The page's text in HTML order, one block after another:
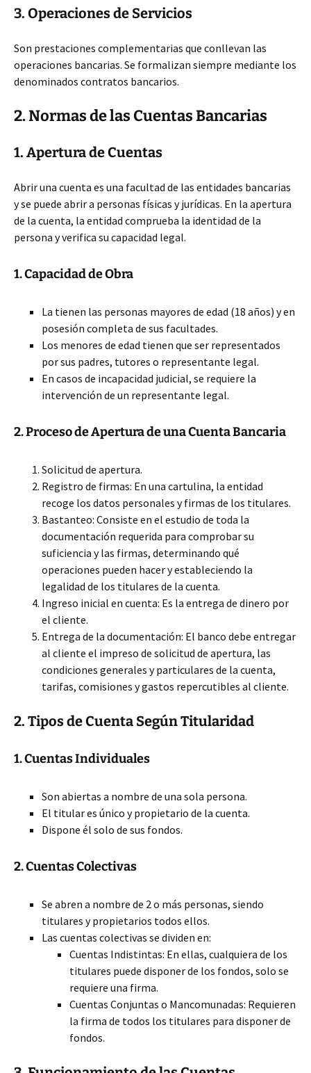
3. Operaciones de Servicios
Son prestaciones complementarias que conllevan las
operaciones bancarias. Se formalizan siempre mediante los
denominados contratos bancarios.
2. Normas de las Cuentas Bancarias
1. Apertura de Cuentas
Abrir una cuenta es una facultad de las entidades bancarias
y se puede abrir a personas físicas y jurídicas. En la apertura
de la cuenta, la entidad comprueba la identidad de la
persona y verifica su capacidad legal.
1. Capacidad de Obra
La tienen las personas mayores de edad (18 años) y en
posesión completa de sus facultades.
Los menores de edad tienen que ser representados
por sus padres, tutores o representante legal.
En casos de incapacidad judicial, se requiere la
intervención de un representante legal.
2. Proceso de Apertura de una Cuenta Bancaria
Solicitud de apertura.
Registro de firmas: En una cartulina, la entidad
recoge los datos personales y firmas de los titulares.
Bastanteo: Consiste en el estudio de toda la
documentación requerida para comprobar su
suficiencia y las firmas, determinando qué
operaciones pueden hacer y estableciendo la
legalidad de los titulares de la cuenta.
Ingreso inicial en cuenta: Es la entrega de dinero por
el cliente.
Entrega de la documentación: El banco debe entregar
al cliente el impreso de solicitud de apertura, las
condiciones generales y particulares de la cuenta,
tarifas, comisiones y gastos repercutibles al cliente.
2. Tipos de Cuenta Según Titularidad
1. Cuentas Individuales
Son abiertas a nombre de una sola persona.
El titular es único y propietario de la cuenta.
Dispone él solo de sus fondos.
2. Cuentas Colectivas
Se abren a nombre de 2 o más personas, siendo
titulares y propietarios todos ellos.
Las cuentas colectivas se dividen en:
Cuentas Indistintas: En ellas, cualquiera de los
titulares puede disponer de los fondos, solo se
requiere una firma.
Cuentas Conjuntas o Mancomunadas: Requieren
la firma de todos los titulares para disponer de
fondos.